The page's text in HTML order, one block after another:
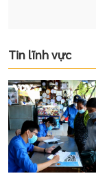
Tin lĩnh vực